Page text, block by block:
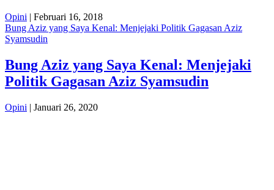
Opini | Februari 16, 2018
Bung Aziz yang Saya Kenal: Menjejaki Politik Gagasan Aziz
Syamsudin
Bung Aziz yang Saya Kenal: Menjejaki
Politik Gagasan Aziz Syamsudin
Opini | Januari 26, 2020